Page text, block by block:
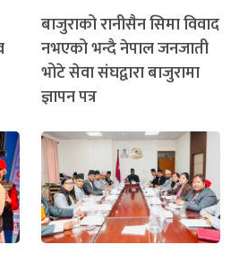
बाजुराको रानीसैन सिमा विवाद
नभएको भन्दै नेपाल जनजाती
भोटे सेवा संघद्वारा बाजुरामा
ज्ञापन पत्र